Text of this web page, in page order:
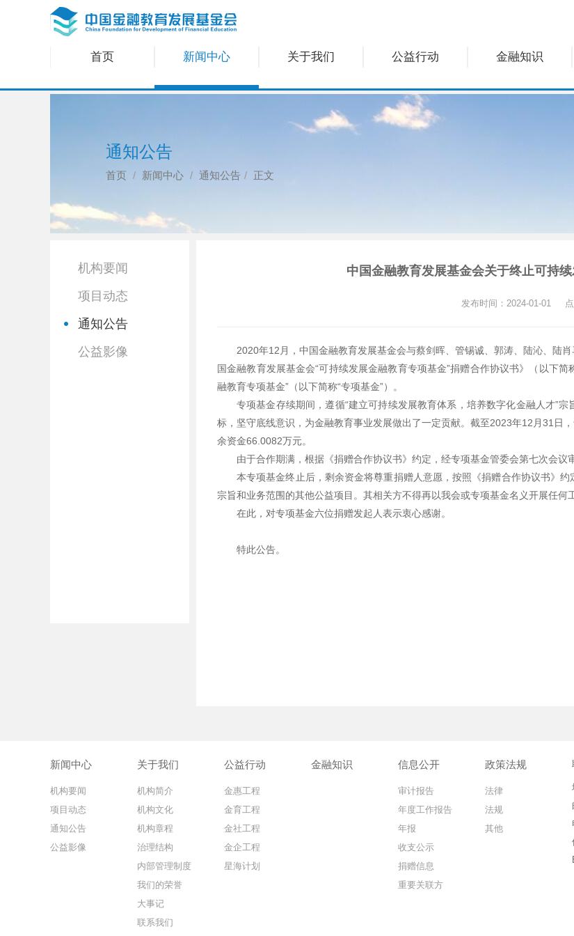
首页 新闻中心 关于我们 公益行动 金融知识
通知公告
首页 新闻中心 通知公告 正文
机构要闻
项目动态
通知公告
公益影像
中国金融教育发展基金会关于终止可持
发布时间：2024-01-01 点
2020年12月，中国金融教育发展基金会与蔡剑晖、管锡诚、郭涛、陆沁、陆
国金融教育发展基金会“可持续发展金融教育专项基金”捐赠合作协议书》（以下
融教育专项基金”（以下简称“专项基金”）。
专项基金存续期间，遵循“建立可持续发展教育体系，培养数字化金融人才”
标，坚守底线意识，为金融教育事业发展做出了一定贡献。截至2023年12月31日
余资金66.0082万元。
由于合作期满，根据《捐赠合作协议书》约定，经专项基金管委会第七次会议
本专项基金终止后，剩余资金将尊重捐赠人意愿，按照《捐赠合作协议书》
宗旨和业务范围的其他公益项目。其相关方不得再以我会或专项基金名义开展任何
在此，对专项基金六位捐赠发起人表示衷心感谢。
特此公告。
新闻中心
机构要闻
项目动态
通知公告
公益影像
关于我们
机构简介
机构文化
机构章程
治理结构
内部管理制度
我们的荣誉
大事记
联系我们
公益行动
金惠工程
金育工程
金社工程
金企工程
星海计划
金融知识 信息公开
审计报告
年度工作报告
年报
收支公示
捐赠信息
重要关联方
政策法规
法律
法规
其他